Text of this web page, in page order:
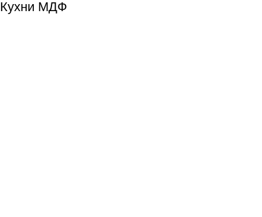
Кухни МДФ